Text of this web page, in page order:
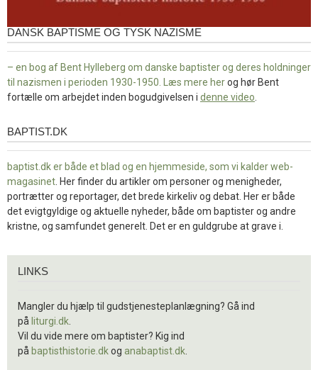
DANSK BAPTISME OG TYSK NAZISME
– en bog af Bent Hylleberg om danske baptister og deres holdninger
til nazismen i perioden 1930-1950. Læs mere herog hør Bent
fortælle om arbejdet inden bogudgivelsen i denne video
baptist.dk
BAPTIST.DK
baptist.dk er både et blad og en hjemmeside, som vi kalder web-
magasinet . Her finder du artikler om personer og menigheder,
portrætter og reportager, det brede kirkeliv og debat. Her er både
det evigtgyldige og aktuelle nyheder, både om baptister og andre
kristne, og samfundet generelt. Det er en guldgrube at grave i.
LINKS
Mangler du hjælp til gudstjenesteplanlægning? Gå ind
på liturgi.dk
Vil du vide mere om baptister? Kig ind
på baptisthistorie.dkog anabaptist.dk